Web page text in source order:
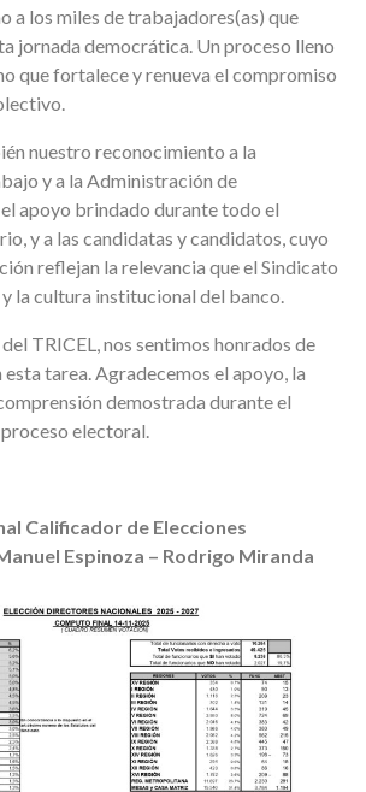
a los miles de trabajadores(as) que
jornada democrática. Un proceso lleno
que fortalece y renueva el compromiso
nuestro reconocimiento a la
y a la Administración de
apoyo brindado durante todo el
y a las candidatas y candidatos, cuyo
reflejan la relevancia que el Sindicato
la cultura institucional del banco.
TRICEL, nos sentimos honrados de
tarea. Agradecemos el apoyo, la
demostrada durante el
electoral.
Calificador de Elecciones
Espinoza – Rodrigo Miranda